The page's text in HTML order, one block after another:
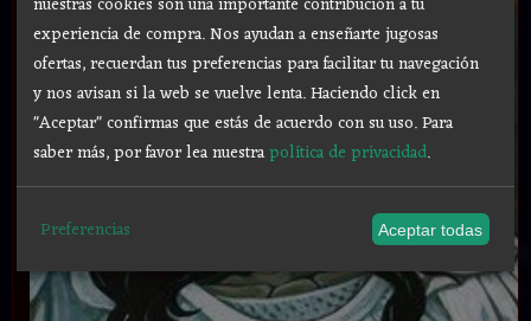
experiencia de compra. Nos ayudan a enseñarte jugosas
ofertas, recuerdan tus preferencias para facilitar tu navegación
y nos avisan si la web se vuelve lenta. Haciendo click en
"Aceptar" confirmas que estás de acuerdo con su uso.Para
saber más, por favor lea nuestrapolítica de privacidad.
Preferencias Aceptar todas